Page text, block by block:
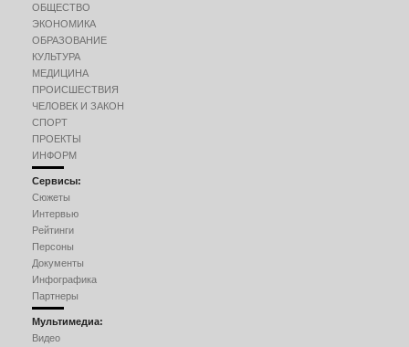
ОБЩЕСТВО
ЭКОНОМИКА
ОБРАЗОВАНИЕ
КУЛЬТУРА
МЕДИЦИНА
ПРОИСШЕСТВИЯ
ЧЕЛОВЕК И ЗАКОН
СПОРТ
ПРОЕКТЫ
ИНФОРМ
Сервисы:
Сюжеты
Интервью
Рейтинги
Персоны
Документы
Инфографика
Партнеры
Мультимедиа:
Видео